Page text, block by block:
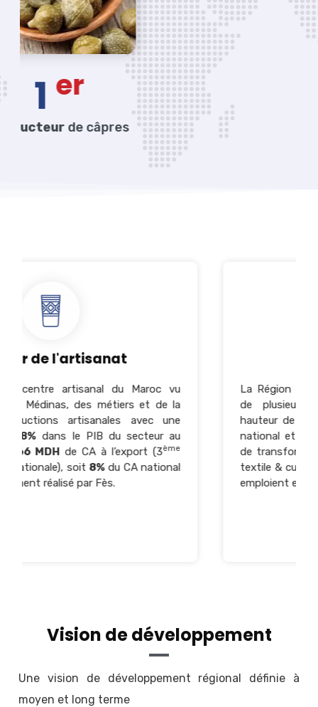
de câpres
du Maroc vu
métiers et de la
avec une
du secteur au
l’export (3ème
du CA national
La Région possède un historique
de plusieurs décennies.
hauteur de
dans le PIB du
national et engendre un CA à
de transformation de 4,2 MMDH
textile & cuir). Elle abrite1 619
42 981
Vision de développement
Une vision de développement régional définie à
moyen et long terme